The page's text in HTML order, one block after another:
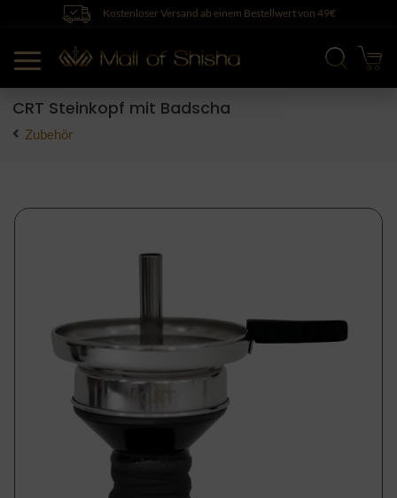
Kostenloser Versand ab einem Bestellwert von 49€
CRT Steinkopf mit Badscha
Zubehör